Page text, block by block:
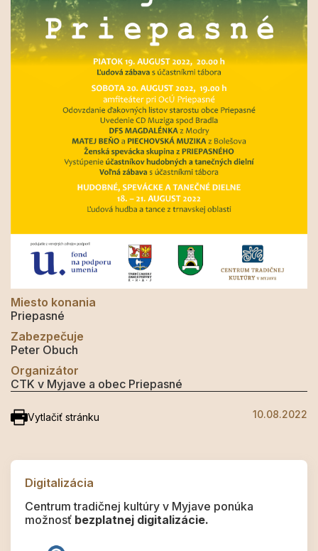
Miesto konania
Priepasné
Zabezpečuje
Peter Obuch
Organizátor
CTK v Myjave a obec Priepasné
Vytlačiť stránku 10.08.2022
Digitalizácia
Centrum tradičnej kultúry v Myjave ponúka
možnosť bezplatnej digitalizácie.